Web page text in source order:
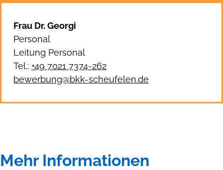
Frau Dr. Georgi
Personal
Leitung Personal
Tel.: +49 7021 7374-262
bewerbung@bkk-scheufelen.de
Mehr Informationen